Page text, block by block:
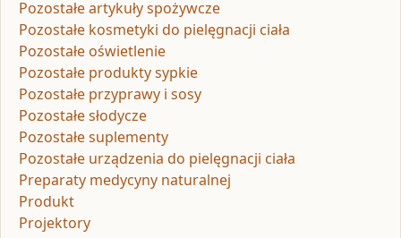
Pozostałe artykuły spożywcze
Pozostałe kosmetyki do pielęgnacji ciała
Pozostałe oświetlenie
Pozostałe produkty sypkie
Pozostałe przyprawy i sosy
Pozostałe słodycze
Pozostałe suplementy
Pozostałe urządzenia do pielęgnacji ciała
Preparaty medycyny naturalnej
Produkt
Projektory